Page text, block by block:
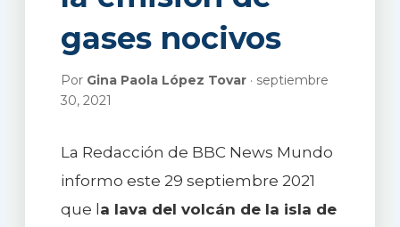
gases nocivos
Por Gina Paola López Tovar· septiembre
30, 2021
La Redacción de BBC News Mundo
informo este 29 septiembre 2021
que la lava del volcán de la isla de